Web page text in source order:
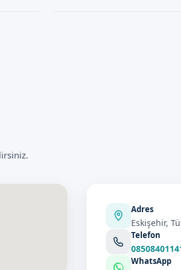
Adres
Eskişehir,
Telefon
WhatsApp